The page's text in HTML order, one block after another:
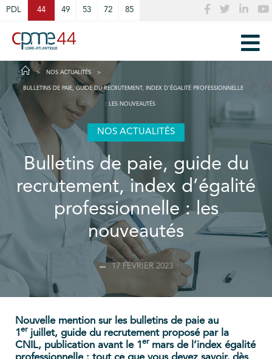
PDL 44 49 53 72 85
NOS ACTUALITÉS
BULLETINS DE PAIE, GUIDE DU RECRUTEMENT, INDEX D’ÉGALITÉ PROFESSIONNELLE
: LES NOUVEAUTÉS
NOS ACTUALITÉS
Bulletins de paie, guide du
recrutement, index d’égalité
professionnelle : les
nouveautés
17 FÉVRIER 2023
Nouvelle mention sur les bulletins de paie au
1 er juillet, guide du recrutement proposé par la
CNIL, publication avant le 1 er mars de l’index égalité
Cookies management panel